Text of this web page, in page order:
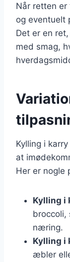
Når retten
og eventuelt
Det er en
med smag,
Kylling i
at
Her er nogle
Kylling i
broccoli,
næring.
Kylling i
æbler